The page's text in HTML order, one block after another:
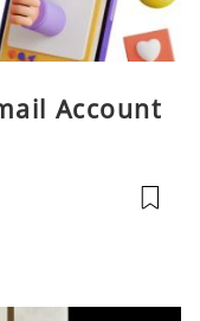
Account